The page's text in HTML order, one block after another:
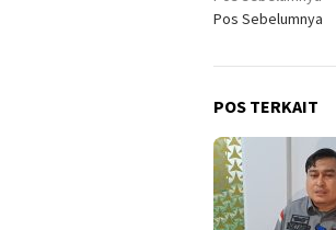
pos
Pos Sebelumnya
POS TERKAIT